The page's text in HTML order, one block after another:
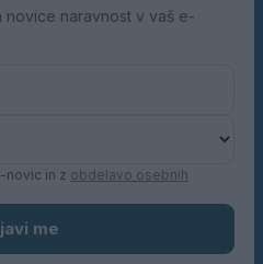
d.o.o.
novice naravnost v vaš e-
novic in z obdelavo osebnih
me